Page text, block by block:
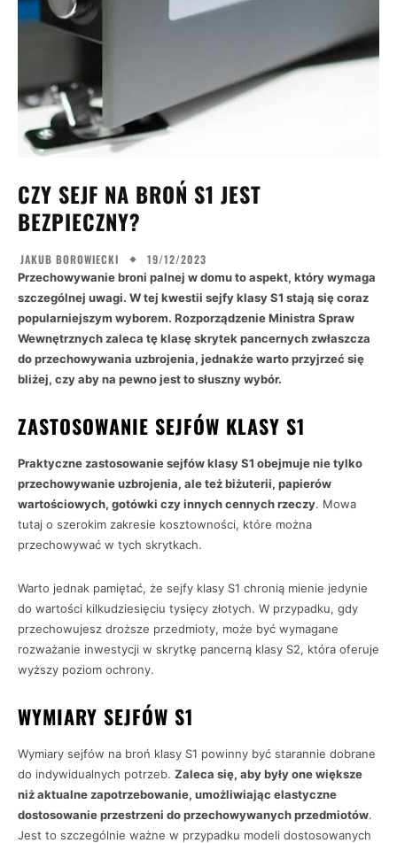
CZY SEJF NA BROŃ S1 JEST
BEZPIECZNY?
JAKUB BOROWIECKI 19/12/2023
Przechowywanie broni palnej w domu to aspekt, który wymaga
szczególnej uwagi. W tej kwestii sejfy klasy S1 stają się coraz
popularniejszym wyborem. Rozporządzenie Ministra Spraw
Wewnętrznych zaleca tę klasę skrytek pancernych zwłaszcza
do przechowywania uzbrojenia, jednakże warto przyjrzeć się
bliżej, czy aby na pewno jest to słuszny wybór.
ZASTOSOWANIE SEJFÓW KLASY S1
Praktyczne zastosowanie sejfów klasy S1 obejmuje nie tylko
przechowywanie uzbrojenia, ale też biżuterii, papierów
wartościowych, gotówki czy innych cennych rzeczy. Mowa
tutaj o szerokim zakresie kosztowności, które można
przechowywać w tych skrytkach.
Warto jednak pamiętać, że sejfy klasy S1 chronią mienie jedynie
do wartości kilkudziesięciu tysięcy złotych. W przypadku, gdy
przechowujesz droższe przedmioty, może być wymagane
rozważanie inwestycji w skrytkę pancerną klasy S2, która oferuje
wyższy poziom ochrony.
WYMIARY SEJFÓW S1
Wymiary sejfów na broń klasy S1 powinny być starannie dobrane
do indywidualnych potrzeb. Zaleca się, aby były one większe
niż aktualne zapotrzebowanie, umożliwiając elastyczne
dostosowanie przestrzeni do przechowywanych przedmiotów.
Jest to szczególnie ważne w przypadku modeli dostosowanych